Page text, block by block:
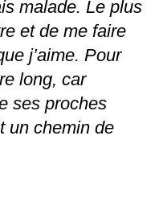
malade. Le plus
et de me faire
j’aime. Pour
long, car
ses proches
un chemin de